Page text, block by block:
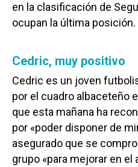
en la clasificación de
ocupan la última posición.
Cedric, muy positivo
Cedric es un joven
por el cuadro albaceteño
que esta mañana ha
por «poder disponer de
asegurado que se
grupo «para mejorar en el